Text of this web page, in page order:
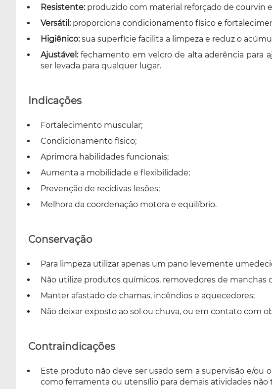
Resistente:produzido com material reforçado de courvin
Versátil:proporciona condicionamento físico e
Higiênico:sua superfície facilita a limpeza e reduz o
Ajustável:fechamento em velcro de alta aderência para
ser levada para qualquer lugar.
Indicações
Fortalecimento muscular;
Condicionamento físico;
Aprimora habilidades funcionais;
Aumenta a mobilidade e flexibilidade;
Prevenção de recidivas lesões;
Melhora da coordenação motora e equilíbrio.
Conservação
Para limpeza utilizar apenas um pano levemente
Não utilize produtos químicos, removedores de manchas
Manter afastado de chamas, incêndios e aquecedores;
Não deixar exposto ao sol ou chuva, ou em contato com
Contraindicações
Este produto não deve ser usado sem a supervisão e/
como ferramenta ou utensílio para demais atividades não